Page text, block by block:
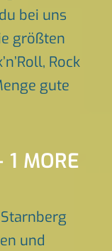
bei uns
größten
Rock
gute
MORE
und